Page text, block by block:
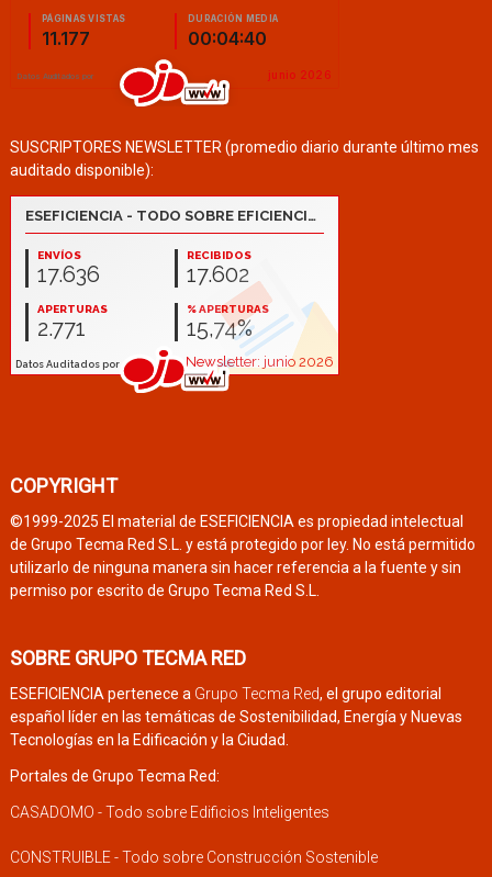
SUSCRIPTORES NEWSLETTER (promedio diario durante último mes
auditado disponible):
COPYRIGHT
©1999-2025 El material de ESEFICIENCIA es propiedad intelectual
de Grupo Tecma Red S.L. y está protegido por ley. No está permitido
utilizarlo de ninguna manera sin hacer referencia a la fuente y sin
permiso por escrito de Grupo Tecma Red S.L.
SOBRE GRUPO TECMA RED
ESEFICIENCIA pertenece a Grupo Tecma Red, el grupo editorial
español líder en las temáticas de Sostenibilidad, Energía y Nuevas
Tecnologías en la Edificación y la Ciudad.
Portales de Grupo Tecma Red:
CASADOMO - Todo sobre Edificios Inteligentes
CONSTRUIBLE - Todo sobre Construcción Sostenible